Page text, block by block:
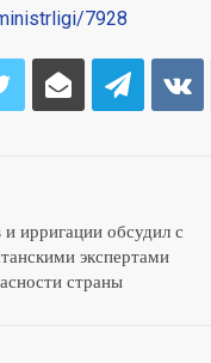
/7928
ирригации обсудил с
экспертами
страны